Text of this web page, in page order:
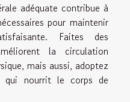
adéquate contribue à
pour maintenir
Faites des
la circulation
mais aussi, adoptez
qui nourrit le corps de